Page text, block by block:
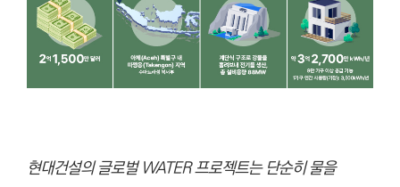
현대건설의 글로벌 WATER 프로젝트는 단순히 물을